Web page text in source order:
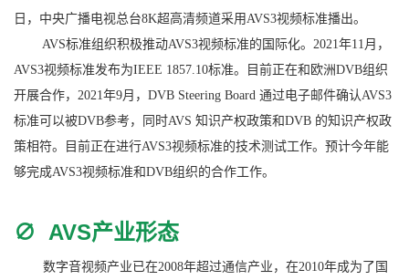
日，中央广播电视总台8K超高清频道采用AVS3视频标准播出。
AVS标准组织积极推动AVS3视频标准的国际化。2021年11月，
AVS3视频标准发布为IEEE 1857.10标准。目前正在和欧洲DVB组织
开展合作，2021年9月，DVB Steering Board 通过电子邮件确认AVS3
标准可以被DVB参考，同时AVS 知识产权政策和DVB 的知识产权政
策相符。目前正在进行AVS3视频标准的技术测试工作。预计今年能
够完成AVS3视频标准和DVB组织的合作工作。
∅ AVS产业形态
数字音视频产业已在2008年超过通信产业，在2010年成为了国